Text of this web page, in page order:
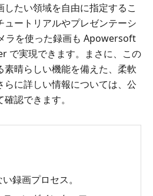
たい領域を自由に指定するこ
ュートリアルやプレゼンテーシ
ラを使った録画も Apowersoft
で実現できます。まさに、この
素晴らしい機能を備えた、柔軟
らに詳しい情報については、公
認できます。
録画プロセス。